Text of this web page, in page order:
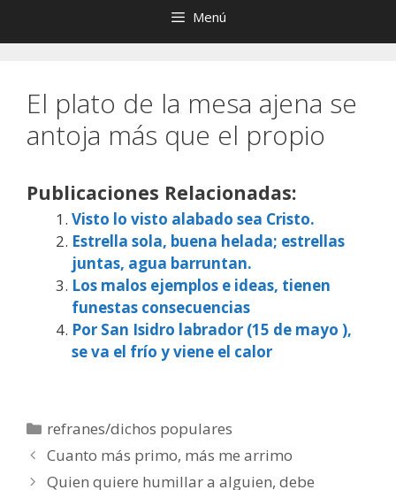
Menú
El plato de la mesa ajena se
antoja más que el propio
Publicaciones Relacionadas:
Visto lo visto alabado sea Cristo.
Estrella sola, buena helada; estrellas
juntas, agua barruntan.
Los malos ejemplos e ideas, tienen
funestas consecuencias
Por San Isidro labrador (15 de mayo ),
se va el frío y viene el calor
Categorías
refranes/dichos populares
Cuanto más primo, más me arrimo
Quien quiere humillar a alguien, debe